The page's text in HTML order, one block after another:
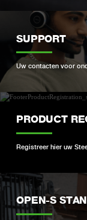
SUPPORT
Uw contacten voor
PRODUCT
Registreer hier uw
OPEN-S